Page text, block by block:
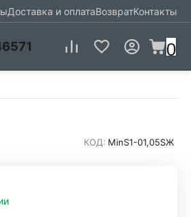
Доставка и оплатаВозвратКонтакты
0
КОД: MinS1-01,05SЖ